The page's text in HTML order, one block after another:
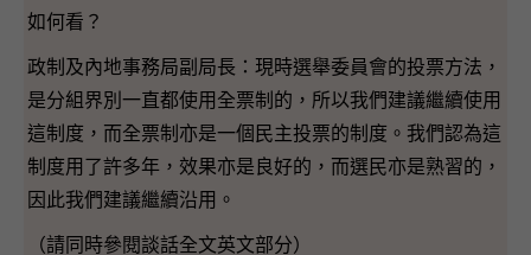
如何看？
政制及內地事務局副局長：現時選舉委員會的投票方法，
是分組界別一直都使用全票制的，所以我們建議繼續使用
這制度，而全票制亦是一個民主投票的制度。我們認為這
制度用了許多年，效果亦是良好的，而選民亦是熟習的，
因此我們建議繼續沿用。
（請同時參閱談話全文英文部分）